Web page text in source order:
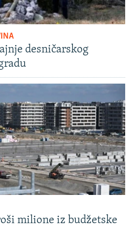
desničarskog
milione iz budžetske